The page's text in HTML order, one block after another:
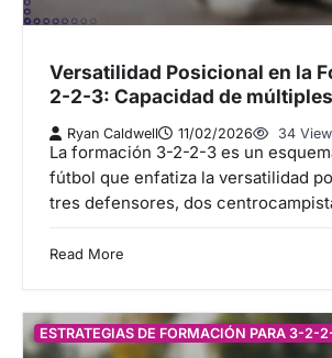
Versatilidad Posicional en la
2-2-3: Capacidad de
Ryan Caldwell 11/02/2026 34
La formación 3-2-2-3 es un
fútbol que enfatiza la versatilidad
tres defensores, dos
Read More
ESTRATEGIAS DE FORMACIÓN PARA 3-2-